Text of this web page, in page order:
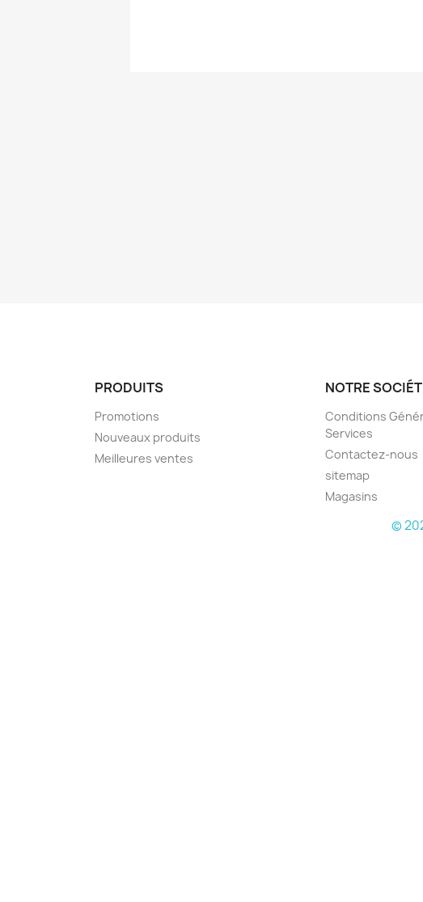
PRODUITS
Promotions
Nouveaux produits
Meilleures ventes
NOTRE
Conditions
Services
Contactez-nous
sitemap
Magasins
©